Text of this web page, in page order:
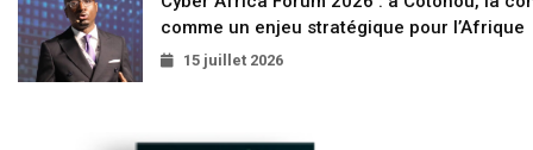
comme un enjeu stratégique pour l’Afrique
15 juillet 2026